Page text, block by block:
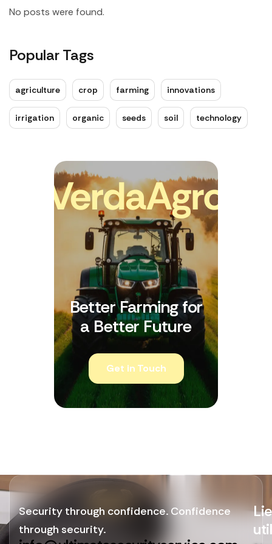
No posts were found.
Popular Tags
agriculture crop farming innovations
irrigation organic seeds soil technology
Better Farming for
a Better Future
Get in Touch
Security through confidence. Confidence
through security.